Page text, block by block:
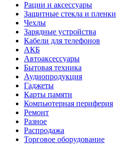
Рации и аксессуары
Защитные стекла и пленки
Чехлы
Зарядные устройства
Кабели для телефонов
АКБ
Автоаксессуары
Бытовая техника
Аудиопродукция
Гаджеты
Карты памяти
Компьютерная периферия
Ремонт
Разное
Распродажа
Торговое оборудование